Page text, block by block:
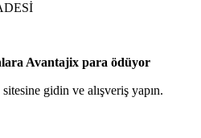
Avantajix para ödüyor
gidin ve alışveriş yapın.